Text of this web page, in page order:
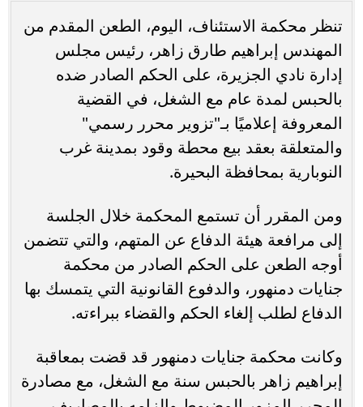
تنظر محكمة الاستئناف، اليوم، الطعن المقدم من
المهندس إبراهيم طارق زاهر، رئيس مجلس
إدارة نادي الجزيرة، على الحكم الصادر ضده
بالحبس لمدة عام مع الشغل، في القضية
المعروفة إعلاميًا بـ"تزوير محرر رسمي"
والمتعلقة بعقد بيع محطة وقود بمدينة غرب
النوبارية بمحافظة البحيرة.
ومن المقرر أن تستمع المحكمة خلال الجلسة
إلى مرافعة هيئة الدفاع عن المتهم، والتي تتضمن
أوجه الطعن على الحكم الصادر من محكمة
جنايات دمنهور، والدفوع القانونية التي يتمسك بها
الدفاع لطلب إلغاء الحكم والقضاء ببراءته.
وكانت محكمة جنايات دمنهور قد قضت بمعاقبة
إبراهيم زاهر بالحبس سنة مع الشغل، مع مصادرة